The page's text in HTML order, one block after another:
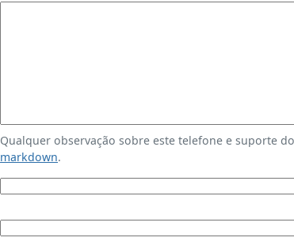
Qualquer observação sobre este telefone e suporte
markdown.